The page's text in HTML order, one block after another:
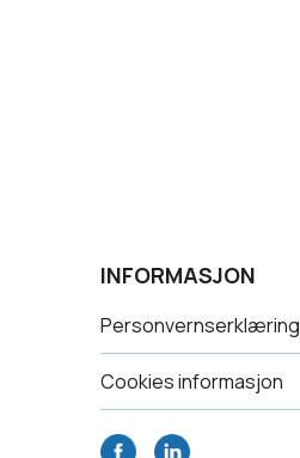
INFORMASJON
Personvernserklæring
Cookies informasjon